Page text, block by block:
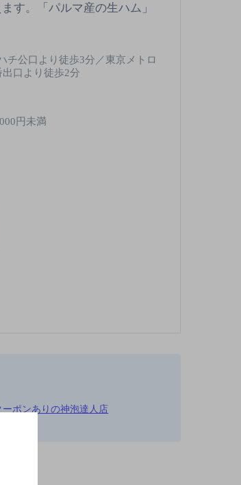
す。「パルマ産の生ハム」
チ公口より徒歩3分／東京メトロ
口より徒歩2分
円未満
ポンありの神泡達人店